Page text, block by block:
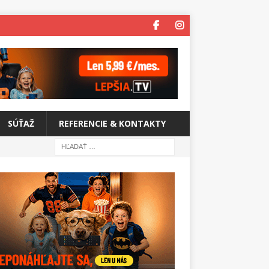
SÚŤAŽ REFERENCIE & KONTAKTY